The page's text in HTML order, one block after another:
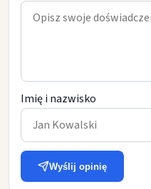
Imię i nazwisko
Wyślij opinię